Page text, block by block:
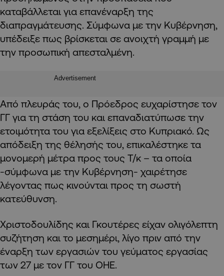
καταβάλλεται για επανέναρξη της
διαπραγμάτευσης. Σύμφωνα με την Κυβέρνηση,
υπέδειξε πως βρίσκεται σε ανοιχτή γραμμή με
την προσωπική απεσταλμένη.
Advertisement
Από πλευράς του, ο Πρόεδρος ευχαρίστησε τον
ΓΓ για τη στάση του και επαναδιατύπωσε την
ετοιμότητα του για εξελίξεις στο Κυπριακό. Ως
απόδειξη της θέλησής του, επικαλέστηκε τα
μονομερή μέτρα προς τους Τ/κ – τα οποία
-σύμφωνα με την Κυβέρνηση- χαιρέτησε
λέγοντας πως κινούνται προς τη σωστή
κατεύθυνση.
Χριστοδουλίδης και Γκουτέρες είχαν ολιγόλεπτη
συζήτηση και το μεσημέρι, λίγο πριν από την
έναρξη των εργασιών του γεύματος εργασίας
των 27 με τον ΓΓ του ΟΗΕ.